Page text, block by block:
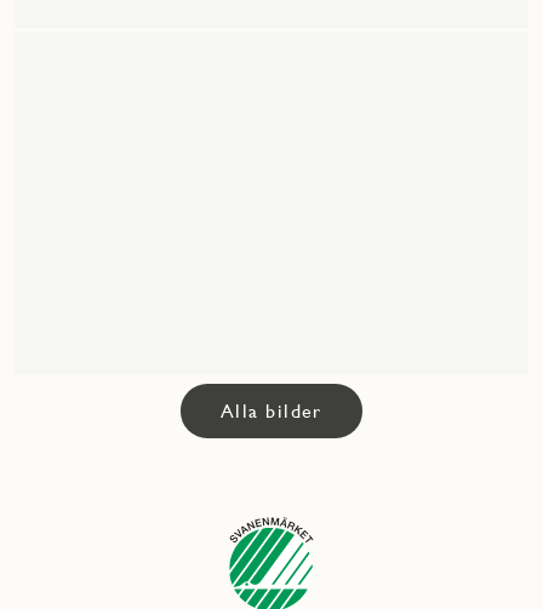
Alla bilder